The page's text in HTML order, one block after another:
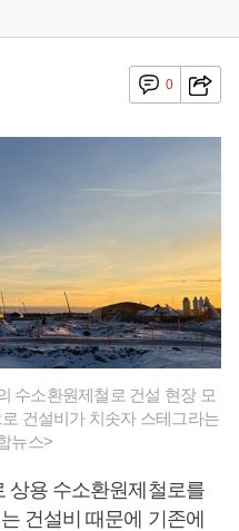
0
수소환원제철로 건설 현장 모
건설비가 치솟자 스테그라는
뉴스>
상용 수소환원제철로를
건설비 때문에 기존에